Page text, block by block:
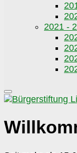
2021 -